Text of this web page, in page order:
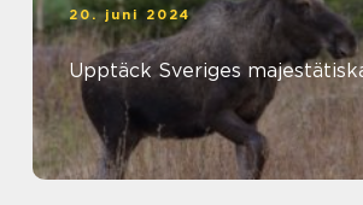
20. juni 2024
Upptäck Sveriges